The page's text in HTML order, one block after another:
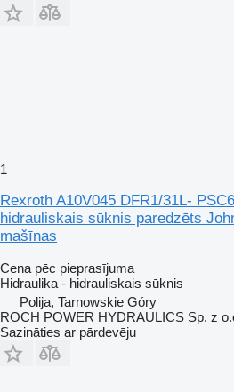
1
Rexroth A10V045 DFR1/31L-
hidrauliskais sūknis paredzēts
mašīnas
Cena pēc pieprasījuma
Hidraulika - hidrauliskais sūknis
Polija, Tarnowskie Góry
ROCH POWER HYDRAULICS Sp. z
Sazināties ar pārdevēju